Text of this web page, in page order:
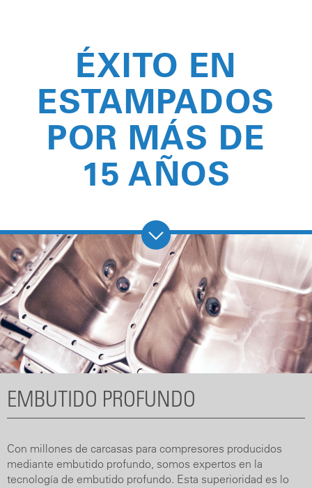
ÉXITO EN
ESTAMPADOS
POR MÁS DE
15 AÑOS
EMBUTIDO PROFUNDO
Con millones de carcasas para compresores producidos
mediante embutido profundo, somos expertos en la
tecnología de embutido profundo. Esta superioridad es lo